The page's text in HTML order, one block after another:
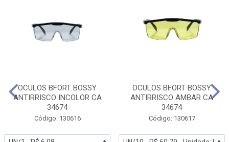
OCULOS BFORT BOSSY
ANTIRRISCO INCOLOR CA
34674
Código: 130616
OCULOS BFORT BOSSY
ANTIRRISCO AMBAR CA
34674
Código: 130617